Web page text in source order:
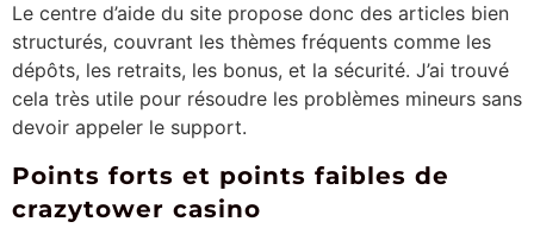
Le centre d’aide du site propose donc des articles bien
structurés, couvrant les thèmes fréquents comme les
dépôts, les retraits, les bonus, et la sécurité. J’ai trouvé
cela très utile pour résoudre les problèmes mineurs sans
devoir appeler le support.
Points forts et points faibles de
crazytower casino